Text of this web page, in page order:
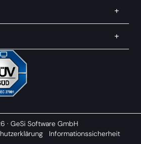
· GeSi Software GmbH
Informationssicherheit